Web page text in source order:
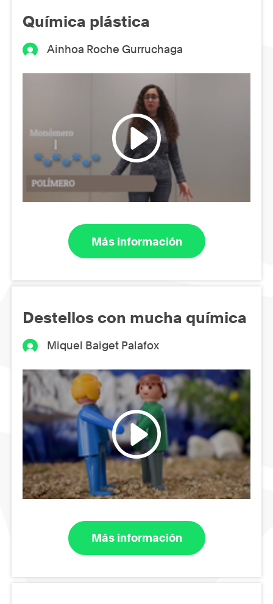
Química plástica
Ainhoa Roche Gurruchaga
Más información
Destellos con mucha química
Miquel Baiget Palafox
Más información